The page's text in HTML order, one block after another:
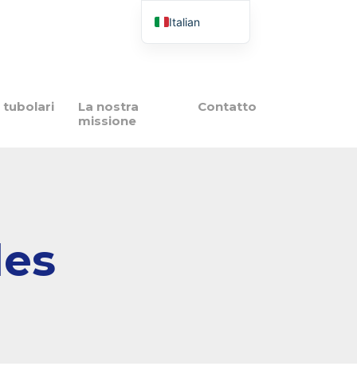
tubolari
La nostra
missione
Contatto
Italian
Spanish